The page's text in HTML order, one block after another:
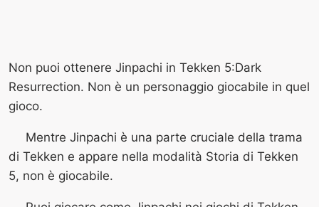
Non puoi ottenere Jinpachi in Tekken 5:Dark
Resurrection. Non è un personaggio giocabile in quel
gioco.
Mentre Jinpachi è una parte cruciale della trama
di Tekken e appare nella modalità Storia di Tekken
5, non è giocabile.